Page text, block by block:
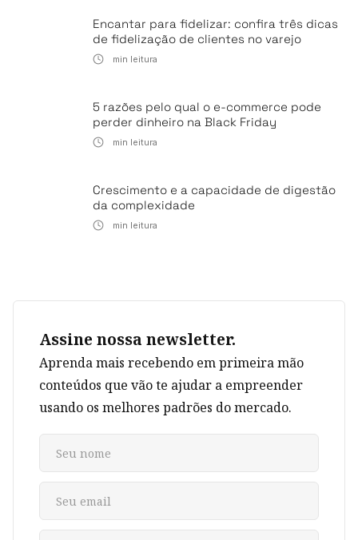
Encantar para fidelizar: confira três dicas
de fidelização de clientes no varejo
min leitura
5 razões pelo qual o e-commerce pode
perder dinheiro na Black Friday
min leitura
Crescimento e a capacidade de digestão
da complexidade
min leitura
Assine nossa newsletter.
Aprenda mais recebendo em primeira mão
conteúdos que vão te ajudar a empreender
usando os melhores padrões do mercado.